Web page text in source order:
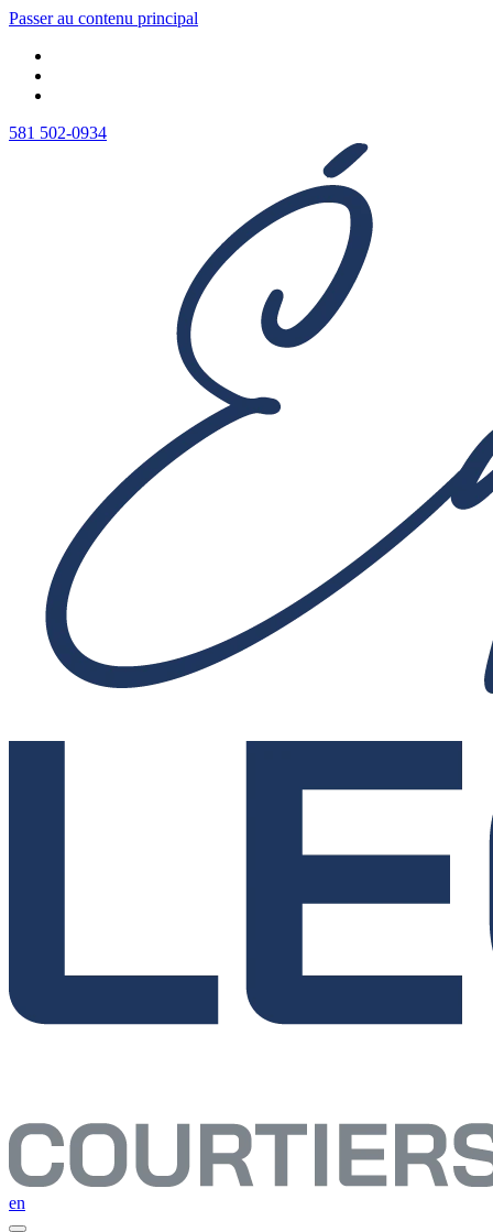
Passer au contenu principal
581 502-0934
en